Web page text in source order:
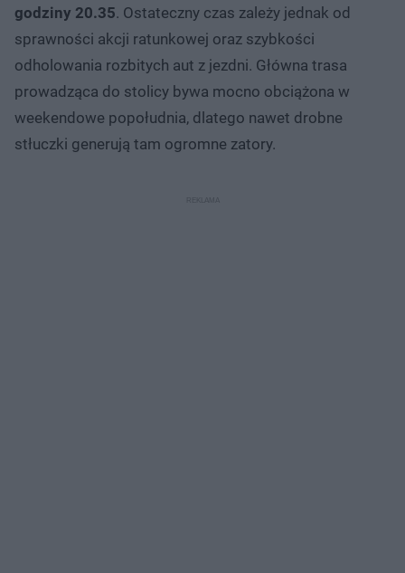
godziny 20.35. Ostateczny czas zależy jednak od
sprawności akcji ratunkowej oraz szybkości
odholowania rozbitych aut z jezdni. Główna trasa
prowadząca do stolicy bywa mocno obciążona w
weekendowe popołudnia, dlatego nawet drobne
stłuczki generują tam ogromne zatory.